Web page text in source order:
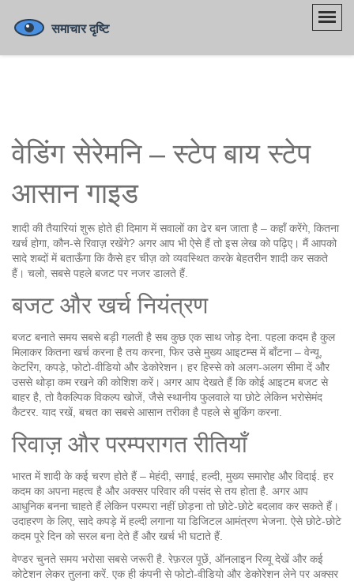
वेडिंग सेरेमनि – स्टेप बाय स्टेप
आसान गाइड
शादी की तैयारियां शुरू होते ही दिमाग में सवालों का ढेर बन जाता है – कहाँ करेंगे, कितना
खर्च होगा, कौन‑से रिवाज़ रखेंगे? अगर आप भी ऐसे हैं तो इस लेख को पढ़िए। मैं आपको
सादे शब्दों में बताऊँगा कि कैसे हर चीज़ को व्यवस्थित करके बेहतरीन शादी कर सकते
हैं। चलो, सबसे पहले बजट पर नजर डालते हैं.
बजट और खर्च नियंत्रण
बजट बनाते समय सबसे बड़ी गलती है सब कुछ एक साथ जोड़ देना. पहला कदम है कुल
मिलाकर कितना खर्च करना है तय करना, फिर उसे मुख्य आइटम्स में बाँटना – वेन्यू,
केटरिंग, कपड़े, फोटो‑वीडियो और डेकोरेशन। हर हिस्से को अलग-अलग सीमा दें और
उससे थोड़ा कम रखने की कोशिश करें। अगर आप देखते हैं कि कोई आइटम बजट से
बाहर है, तो वैकल्पिक विकल्प खोजें, जैसे स्थानीय फुलवाले या छोटे लेकिन भरोसेमंद
कैटरर. याद रखें, बचत का सबसे आसान तरीका है पहले से बुकिंग करना.
रिवाज़ और परम्परागत रीतियाँ
भारत में शादी के कई चरण होते हैं – मेहंदी, सगाई, हल्दी, मुख्य समारोह और विदाई. हर
कदम का अपना महत्व है और अक्सर परिवार की पसंद से तय होता है. अगर आप
आधुनिक बनना चाहते हैं लेकिन परम्परा नहीं छोड़ना तो छोटे‑छोटे बदलाव कर सकते हैं।
उदाहरण के लिए, सादे कपड़े में हल्दी लगाना या डिजिटल आमंत्रण भेजना. ऐसे छोटे‑छोटे
कदम पूरे दिन को सरल बना देते हैं और खर्च भी घटाते हैं.
वेण्डर चुनते समय भरोसा सबसे जरूरी है. रेफ़रल पूछें, ऑनलाइन रिव्यू देखें और कई
कोटेशन लेकर तुलना करें. एक ही कंपनी से फोटो‑वीडियो और डेकोरेशन लेने पर अक्सर